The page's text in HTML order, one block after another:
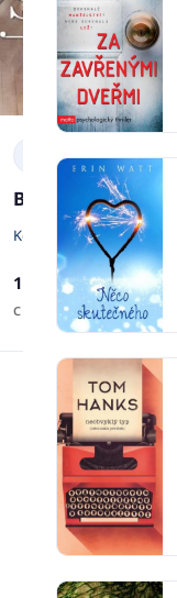
BELETRIA
Byt nad Seinou
Kelly Bowen
1
RECENCIA
CENA Z5 KNÍHKUPECTIEV